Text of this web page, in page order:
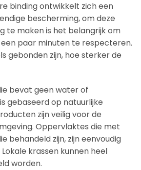
binding ontwikkelt zich een
bescherming, om deze
te maken is het belangrijk om
paar minuten te respecteren.
gebonden zijn, hoe sterker de
bevat geen water of
gebaseerd op natuurlijke
zijn veilig voor de
Oppervlaktes die met
behandeld zijn, zijn eenvoudig
Lokale krassen kunnen heel
worden.